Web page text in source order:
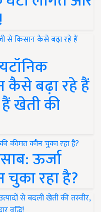
कैसे बढ़ा रहे हैं
खेती की
ऊर्जा
चुका रहा है?